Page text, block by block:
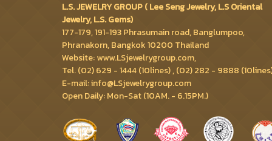
L.S. JEWELRY GROUP ( Lee Seng Jewelry, L.S Oriental
Jewelry, L.S. Gems)
177-179, 191-193 Phrasumain road, Banglumpoo,
Phranakorn, Bangkok 10200 Thailand
Website: www.LSjewelrygroup.com,
Tel. (02) 629 - 1444 (10lines) , (02) 282 - 9888
E-mail: info@LSjewelrygroup.com
Open Daily: Mon-Sat (10AM. - 6.15PM.)